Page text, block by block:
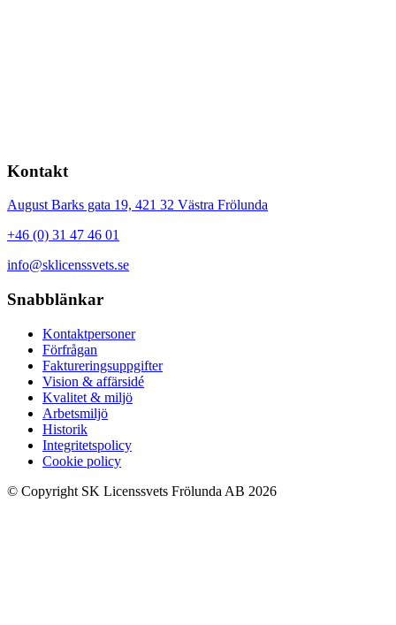
Kontakt
August Barks gata 19, 421 32 Västra Frölunda
+46 (0) 31 47 46 01
info@sklicenssvets.se
Snabblänkar
Kontaktpersoner
Förfrågan
Faktureringsuppgifter
Vision & affärsidé
Kvalitet & miljö
Arbetsmiljö
Historik
Integritetspolicy
Cookie policy
© Copyright SK Licenssvets Frölunda AB 2026